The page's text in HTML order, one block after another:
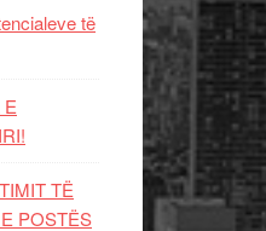
të
TË
POSTËS